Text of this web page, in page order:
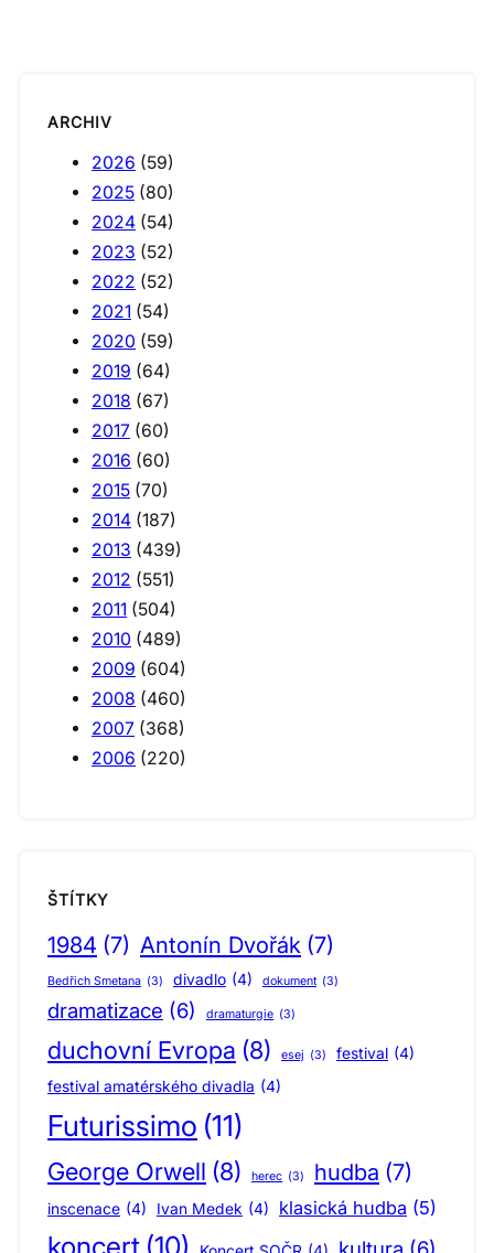
ARCHIV
2026 (59)
2025 (80)
2024 (54)
2023 (52)
2022 (52)
2021 (54)
2020 (59)
2019 (64)
2018 (67)
2017 (60)
2016 (60)
2015 (70)
2014 (187)
2013 (439)
2012 (551)
2011 (504)
2010 (489)
2009 (604)
2008 (460)
2007 (368)
2006 (220)
ŠTÍTKY
1984 (7) Antonín Dvořák (7)
Bedřich Smetana (3) divadlo (4) dokument (3)
dramatizace (6) dramaturgie (3)
duchovní Evropa (8) esej (3) festival (4)
festival amatérského divadla (4)
Futurissimo (11)
George Orwell (8) herec (3) hudba (7)
inscenace (4) Ivan Medek (4) klasická hudba (5)